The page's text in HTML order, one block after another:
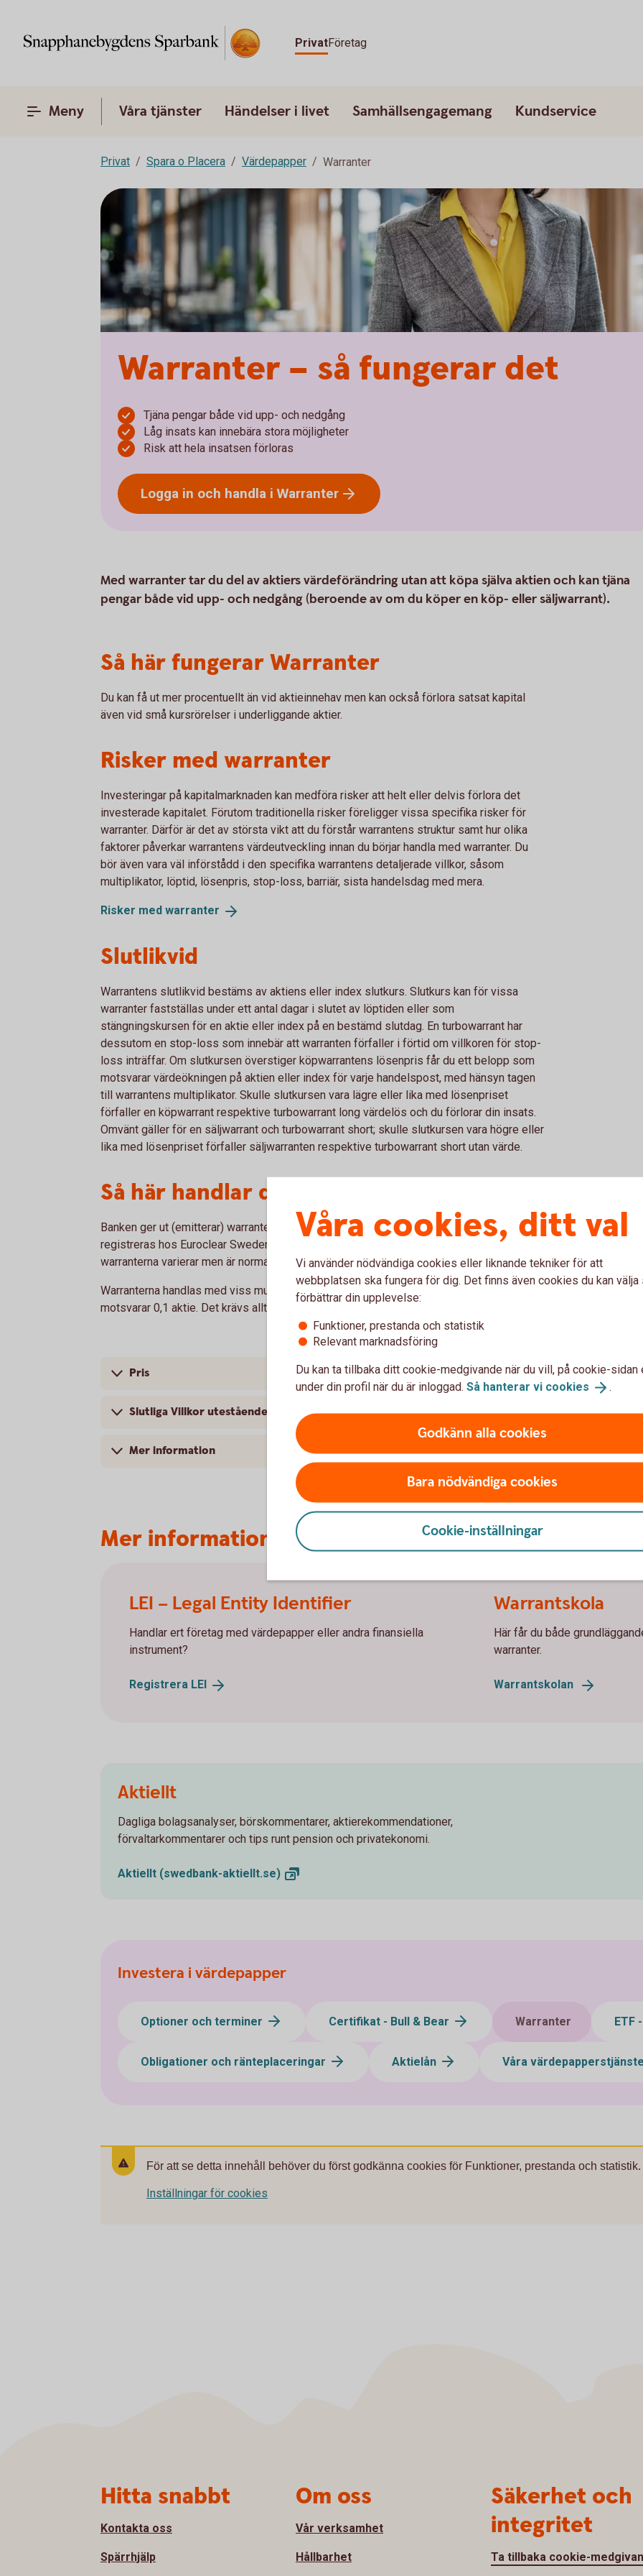
PrivatFöretag
Meny Våra tjänster Händelser i livet Samhällsengagemang Kundservice
Privat Spara o Placera Värdepapper Warranter
Warranter – så fungerar det
Tjäna pengar både vid upp- och nedgång
Låg insats kan innebära stora möjligheter
Risk att hela insatsen förloras
Logga in och handla i Warranter
Med warranter tar du del av aktiers värdeförändring utan att köpa själva aktien och kan tjäna
pengar både vid upp- och nedgång (beroende av om du köper en köp- eller säljwarrant).
Så här fungerar Warranter
Du kan få ut mer procentuellt än vid aktieinnehav men kan också förlora satsat kapital
även vid små kursrörelser i underliggande aktier.
Risker med warranter
Investeringar på kapitalmarknaden kan medföra risker att helt eller delvis förlora det
investerade kapitalet. Förutom traditionella risker föreligger vissa specifika risker för
warranter. Därför är det av största vikt att du förstår warrantens struktur samt hur olika
faktorer påverkar warrantens värdeutveckling innan du börjar handla med warranter. Du
bör även vara väl införstådd i den specifika warrantens detaljerade villkor, såsom
multiplikator, löptid, lösenpris, stop-loss, barriär, sista handelsdag med mera.
Risker med warranter
Slutlikvid
Warrantens slutlikvid bestäms av aktiens eller index slutkurs. Slutkurs kan för vissa
warranter fastställas under ett antal dagar i slutet av löptiden eller som
stängningskursen för en aktie eller index på en bestämd slutdag. En turbowarrant har
dessutom en stop-loss som innebär att warranten förfaller i förtid om villkoren för stop-
loss inträffar. Om slutkursen överstiger köpwarrantens lösenpris får du ett belopp som
motsvarar värdeökningen på aktien eller index för varje handelspost, med hänsyn tagen
till warrantens multiplikator. Skulle slutkursen vara lägre eller lika med lösenpriset
förfaller en köpwarrant respektive turbowarrant long värdelös och du förlorar din insats.
Omvänt gäller för en säljwarrant och turbowarrant short; skulle slutkursen vara högre eller
lika med lösenpriset förfaller säljwarranten respektive turbowarrant short utan värde.
Så här handlar du Warranter
Banken ger ut (emitterar) warranter på utvalda aktier eller aktieindex. Warranterna
registreras hos Euroclear Sweden och noteras på Stockholmsbörsen. Löptiden för
warranterna varierar men är normalt upp till 2 år räknat från första försäljningsdagen.
Warranterna handlas med viss multiplikator, exempelvis 0,1. Det innebär att en warrant
motsvarar 0,1 aktie. Det krävs alltså 10 warranter per aktie.
Pris
Slutliga Villkor utestående warranter
Mer information
Kontakta oss
Mejla till vårt
Mer information
LEI – Legal Entity Identifier
Handlar ert företag med värdepapper eller andra finansiella
instrument?
Registrera LEI
Warrantskola
Här får du både
warranter.
Warrantskolan
Aktiellt
Dagliga bolagsanalyser, börskommentarer, aktierekommendationer,
förvaltarkommentarer och tips runt pension och privatekonomi.
Aktiellt (swedbank-aktiellt.se)
Investera i värdepapper
Optioner och terminer Certifikat - Bull & Bear Warranter ETF
Obligationer och ränteplaceringar Aktielån Våra
För att se detta innehåll behöver du först godkänna cookies för Funktioner, prestanda och statistik.
Inställningar för cookies
Våra cookies, ditt val
Vi använder nödvändiga cookies eller liknande tekniker för att
webbplatsen ska fungera för dig. Det finns även cookies du kan välja
förbättrar din upplevelse:
Funktioner, prestanda och statistik
Relevant marknadsföring
Du kan ta tillbaka ditt cookie-medgivande när du vill, på cookie-sidan
under din profil när du är inloggad. Så hanterar vi cookies .
Godkänn alla cookies
Bara nödvändiga cookies
Cookie-inställningar
Hitta snabbt
Kontakta oss
Spärrhjälp
Om oss
Vår verksamhet
Hållbarhet
Säkerhet och
integritet
Ta tillbaka cookie-